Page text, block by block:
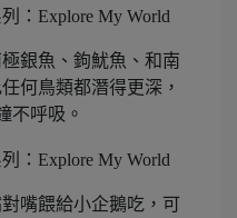
銀魚、鉤魷魚、和南
何鳥類都潛得更深，
不呼吸。
嘴餵給小企鵝吃，可